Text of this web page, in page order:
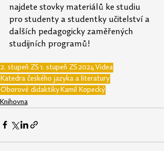
najdete stovky materiálů ke studiu
pro studenty a studentky učitelství a
dalších pedagogicky zaměřených
studijních programů!
2. stupeň ZŠ 1. stupeň ZŠ 2024Videa
Katedra českého jazyka a literatury
Oborové didaktiky Kamil Kopecký
Knihovna